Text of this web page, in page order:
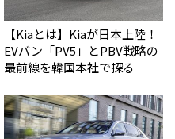
【Kiaとは】Kiaが日本上陸！
EVバン「PV5」とPBV戦略の
最前線を韓国本社で探る